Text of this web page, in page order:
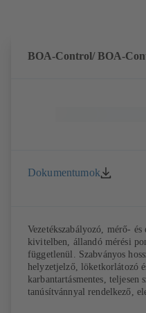
BOA-Control/
Dokumentumok
Vezetékszabályozó, mérő-
kivitelben, állandó mérési
függetlenül. Szabványos
helyzetjelző, löketkorlátozó
karbantartásmentes,
tanúsítvánnyal rendelkező,